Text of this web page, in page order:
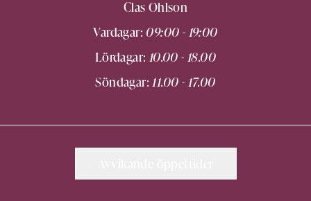
Clas Ohlson
Vardagar: 09:00 - 19:00
Lördagar: 10.00 - 18.00
Söndagar:11.00 - 17.00